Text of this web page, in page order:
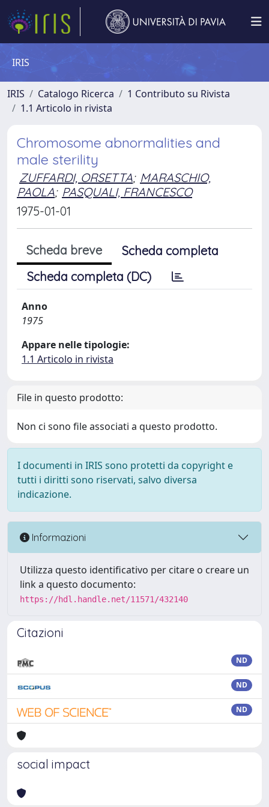
IRIS
IRIS Catalogo Ricerca
1 Contributo su Rivista
1.1 Articolo in rivista
Chromosome abnormalities and
male sterility
ZUFFARDI, ORSETTA; MARASCHIO,
PAOLA; PASQUALI, FRANCESCO
1975-01-01
Scheda breve
Scheda completa
Scheda completa (DC)
Anno
1975
Appare nelle tipologie:
1.1 Articolo in rivista
File in questo prodotto:
Non ci sono file associati a questo prodotto.
I documenti in IRIS sono protetti da copyright e
tutti i diritti sono riservati, salvo diversa
indicazione.
Informazioni
Utilizza questo identificativo per citare o creare un
link a questo documento:
https://hdl.handle.net/11571/432140
Citazioni
ND
ND
ND
social impact